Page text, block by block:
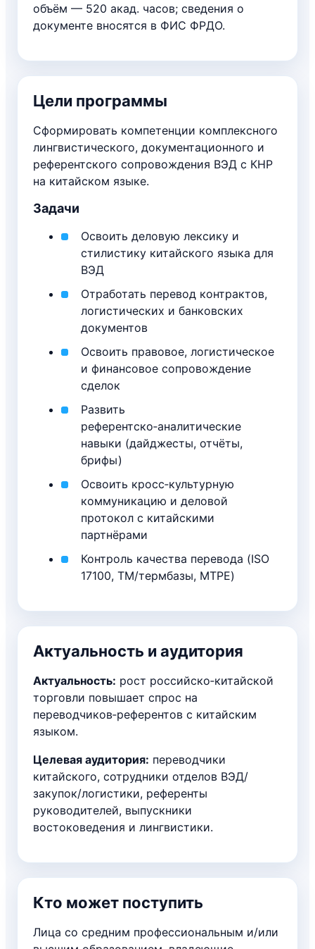
объём — 520 акад. часов; сведения о
документе вносятся в ФИС ФРДО.
Цели программы
Сформировать компетенции комплексного
лингвистического, документационного и
референтского сопровождения ВЭД с КНР
на китайском языке.
Задачи
Освоить деловую лексику и
стилистику китайского языка для
ВЭД
Отработать перевод контрактов,
логистических и банковских
документов
Освоить правовое, логистическое
и финансовое сопровождение
сделок
Развить
референтско‑аналитические
навыки (дайджесты, отчёты,
брифы)
Освоить кросс‑культурную
коммуникацию и деловой
протокол с китайскими
партнёрами
Контроль качества перевода (ISO
17100, TM/термбазы, MTPE)
Актуальность и аудитория
Актуальность: рост российско‑китайской
торговли повышает спрос на
переводчиков‑референтов с китайским
языком.
Целевая аудитория: переводчики
китайского, сотрудники отделов ВЭД/
закупок/логистики, референты
руководителей, выпускники
востоковедения и лингвистики.
Кто может поступить
Лица со средним профессиональным и/или